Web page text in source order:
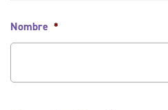
Nombre *